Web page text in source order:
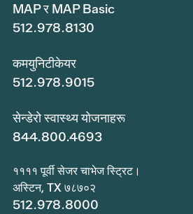
MAP र MAP Basic
512.978.8130
कमयुनिटीकेयर
512.978.9015
सेन्डेरो स्वास्थ्य योजनाहरू
844.800.4693
११११ पूर्वी सेजर चाभेज स्ट्रिट।
अस्टिन, TX ७८७०२
512.978.8000